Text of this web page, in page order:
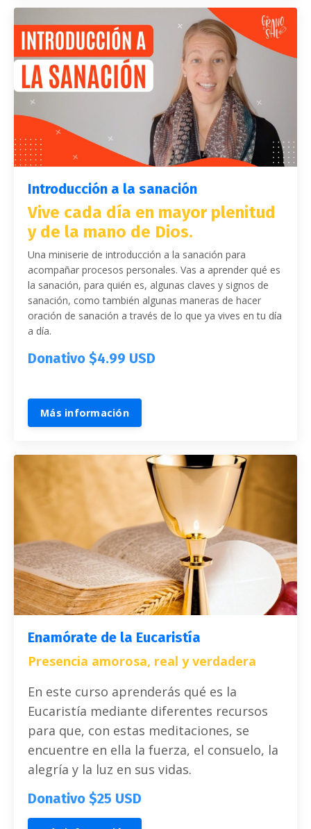
Introducción a la sanación
Vive cada día en mayor plenitud
y de la mano de Dios.
Una miniserie de introducción a la sanación para
acompañar procesos personales. Vas a aprender qué es
la sanación, para quién es, algunas claves y signos de
sanación, como también algunas maneras de hacer
oración de sanación a través de lo que ya vives en tu día
a día.
Donativo $4.99 USD
Más información
Enamórate de la Eucaristía
Presencia amorosa, real y verdadera
En este curso aprenderás qué es la
Eucaristía mediante diferentes recursos
para que, con estas meditaciones, se
encuentre en ella la fuerza, el consuelo, la
alegría y la luz en sus vidas.
Donativo $25 USD